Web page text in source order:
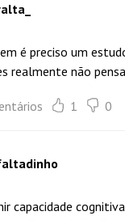
é preciso um
realmente não
1 0
capacidade